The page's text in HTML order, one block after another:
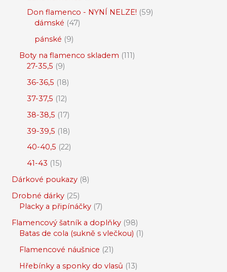
Don flamenco - NYNÍ NELZE! 59
dámské 47
pánské 9
Boty na flamenco skladem 111
27-35,5 9
36-36,5 18
37-37,5 12
38-38,5 17
39-39,5 18
40-40,5 22
41-43 15
Dárkové poukazy 8
Drobné dárky 25
Placky a připínáčky 7
Flamencový šatník a doplňky 98
Batas de cola (sukně s vlečkou) 1
Flamencové náušnice 21
Hřebínky a sponky do vlasů 13